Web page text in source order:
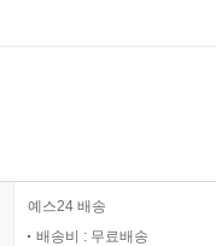
예스24 배송
배송비 : 무료배송